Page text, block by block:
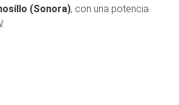
(Sonora), con una potencia